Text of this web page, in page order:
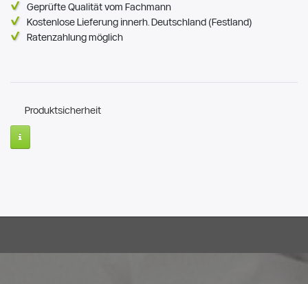
Geprüfte Qualität vom Fachmann
Kostenlose Lieferung innerh. Deutschland (Festland)
Ratenzahlung möglich
Produktsicherheit